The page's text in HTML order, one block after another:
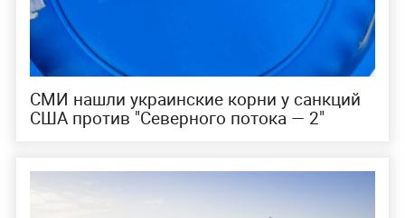
СМИ нашли украинские корни у санкций
США против "Северного потока — 2"